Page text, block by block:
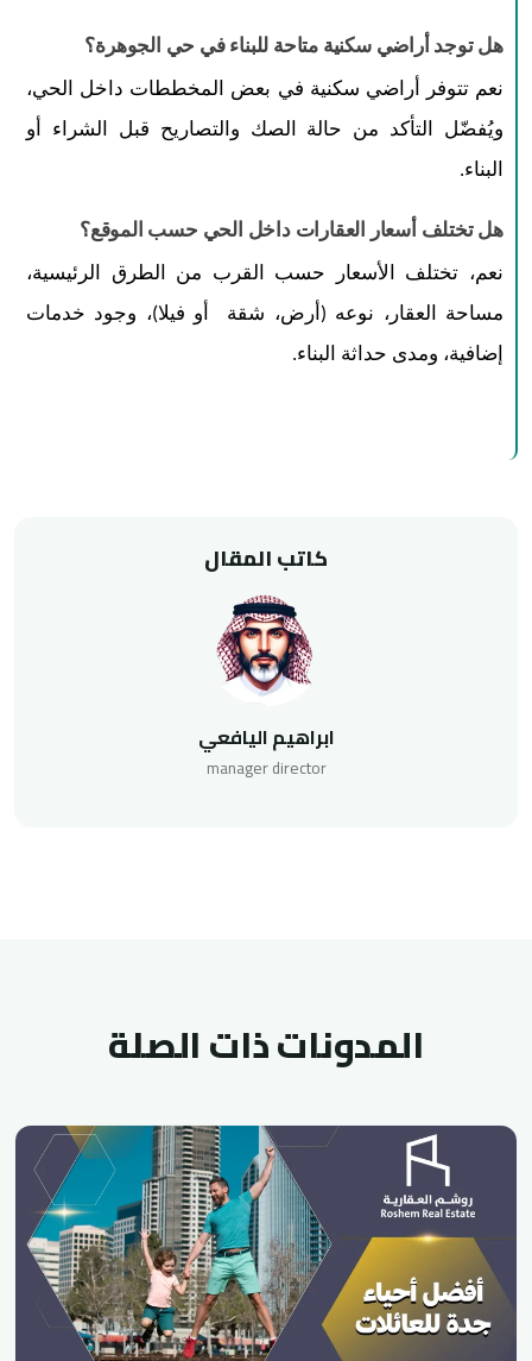
كاتب المقال
ابراهيم اليافعي
manager director
هل توجد أراضي سكنية متاحة للبناء في حي الجوهرة؟
نعم تتوفر أراضي سكنية في بعض المخططات داخل الحي،
ويُفضّل التأكد من حالة الصك والتصاريح قبل الشراء أو
البناء.
هل تختلف أسعار العقارات داخل الحي حسب الموقع؟
نعم، تختلف الأسعار حسب القرب من الطرق الرئيسية،
مساحة العقار، نوعه (أرض، شقة أو فيلا)، وجود خدمات
إضافية، ومدى حداثة البناء.
المدونات ذات الصلة